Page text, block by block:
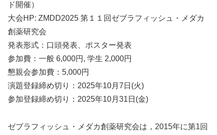
ド開催）
大会HP: ZMDD2025 第１１回ゼブラフィッシュ・メダカ
創薬研究会
発表形式：口頭発表、ポスター発表
参加費：一般 6,000円, 学生 2,000円
懇親会参加費：5,000円
演題登録締め切り：2025年10月7日(火)
参加登録締め切り：2025年10月31日(金)
ゼブラフィッシュ・メダカ創薬研究会は，2015年に第1回